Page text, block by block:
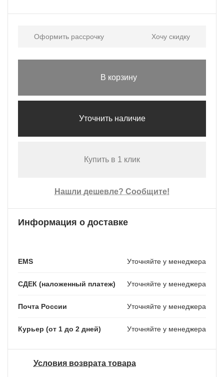
Оформить рассрочку Хочу скидку
В корзину
Уточнить наличие
Купить в 1 клик
Нашли дешевле? Сообщите!
Информация о доставке
EMS Уточняйте у менеджера
СДЕК (наложенный платеж) Уточняйте у менеджера
Почта России Уточняйте у менеджера
Курьер (от 1 до 2 дней) Уточняйте у менеджера
Условия возврата товара